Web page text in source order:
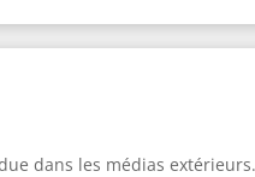
dans les médias